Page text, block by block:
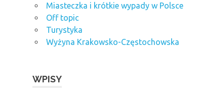
Miasteczka i krótkie wypady w Polsce
Off topic
Turystyka
Wyżyna Krakowsko-Częstochowska
WPISY